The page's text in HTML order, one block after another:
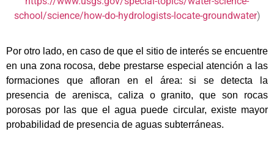
school/science/how-do-hydrologists-locate-groundwater)
Por otro lado, en caso de que el sitio de interés se encuentre
en una zona rocosa, debe prestarse especial atención a las
formaciones que afloran en el área: si se detecta la
presencia de arenisca, caliza o granito, que son rocas
porosas por las que el agua puede circular, existe mayor
probabilidad de presencia de aguas subterráneas.